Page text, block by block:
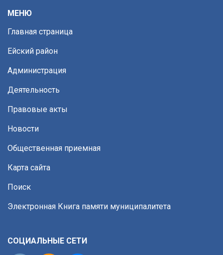
МЕНЮ
Главная страница
Ейский район
Администрация
Деятельность
Правовые акты
Новости
Общественная приемная
Карта сайта
Поиск
Электронная Книга памяти муниципалитета
СОЦИАЛЬНЫЕ СЕТИ